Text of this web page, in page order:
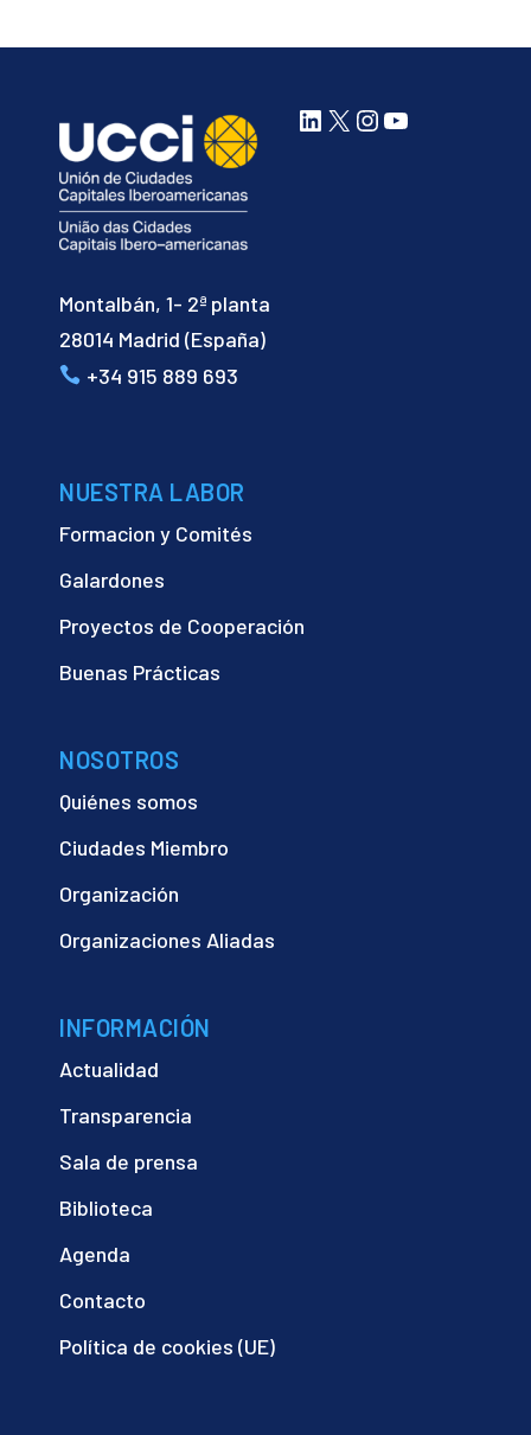
Montalbán, 1- 2ª planta
28014 Madrid (España)
+34 915 889 693
LinkedIn
X Instagram
YouTube
NUESTRA LABOR
Formacion y Comités
Galardones
Proyectos de Cooperación
Buenas Prácticas
NOSOTROS
Quiénes somos
Ciudades Miembro
Organización
Organizaciones Aliadas
INFORMACIÓN
Actualidad
Transparencia
Sala de prensa
Biblioteca
Agenda
Contacto
Política de cookies (UE)